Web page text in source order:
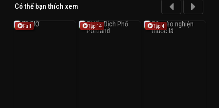
Có thể bạn thích xem
Full Tập 14 Tập 4